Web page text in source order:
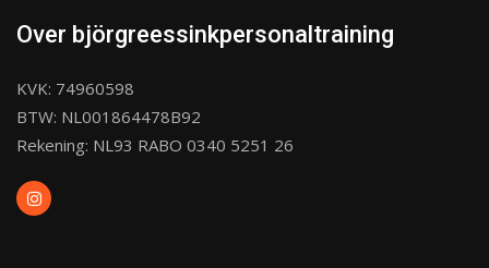
Over björgreessinkpersonaltraining
KVK: 74960598
BTW: NL001864478B92
Rekening: NL93 RABO 0340 5251 26